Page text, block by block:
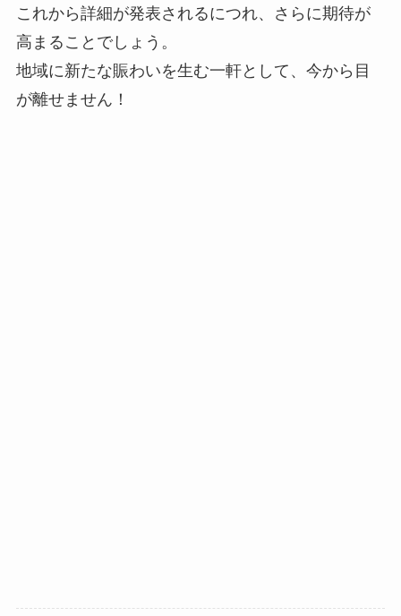
これから詳細が発表されるにつれ、さらに期待が
高まることでしょう。
地域に新たな賑わいを生む一軒として、今から目
が離せません！